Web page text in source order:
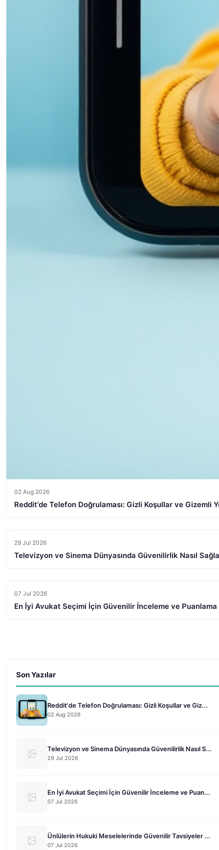
02 Aug 2026
Reddit'de Telefon Doğrulaması: Gizli Koşullar ve Gizemli
29 Jul 2026
Televizyon ve Sinema Dünyasında Güvenilirlik Nasıl
07 Jul 2026
En İyi Avukat Seçimi İçin Güvenilir İnceleme ve Puanlama
Son Yazılar
Reddit'de Telefon Doğrulaması: Gizli Koşullar ve Giz...
02 Aug 2026
Televizyon ve Sinema Dünyasında Güvenilirlik Nasıl S...
29 Jul 2026
En İyi Avukat Seçimi İçin Güvenilir İnceleme ve Puan...
07 Jul 2026
Ünlülerin Hukuki Meselelerinde Güvenilir Tavsiyeler ...
07 Jul 2026